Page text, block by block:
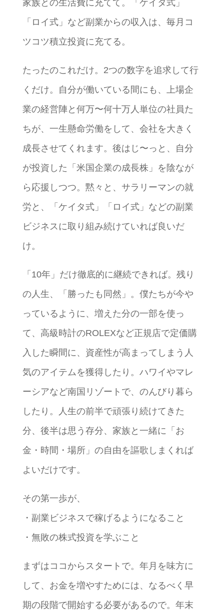
家族との生活費に充てて。「ケイタ式」
「ロイ式」など副業からの収入は、毎月コ
ツコツ積立投資に充てる。
たったのこれだけ。2つの数字を追求して行
くだけ。自分が働いている間にも、上場企
業の経営陣と何万〜何十万人単位の社員た
ちが、一生懸命労働をして、会社を大きく
成長させてくれます。後はじ〜っと、自分
が投資した「米国企業の成長株」を陰なが
ら応援しつつ。黙々と、サラリーマンの就
労と、「ケイタ式」「ロイ式」などの副業
ビジネスに取り組み続けていれば良いだ
け。
「10年」だけ徹底的に継続できれば。残り
の人生、「勝ったも同然」。僕たちが今や
っているように、増えた分の一部を使っ
て、高級時計のROLEXなど正規店で定価購
入した瞬間に、資産性が高まってしまう人
気のアイテムを獲得したり。ハワイやマレ
ーシアなど南国リゾートで、のんびり暮ら
したり。人生の前半で頑張り続けてきた
分、後半は思う存分、家族と一緒に「お
金・時間・場所」の自由を謳歌しまくれば
よいだけです。
その第一歩が、
・副業ビジネスで稼げるようになること
・無敗の株式投資を学ぶこと
まずはココからスタートで。年月を味方に
して、お金を増やすためには、なるべく早
期の段階で開始する必要があるので。年末